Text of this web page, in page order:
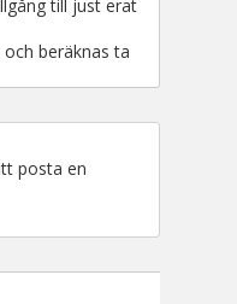
till just erat
beräknas ta
posta en